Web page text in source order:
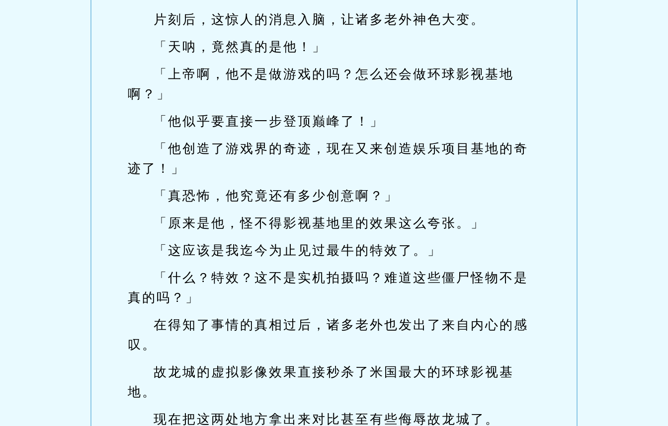
片刻后，这惊人的消息入脑，让诸多老外神色大变。
「天呐，竟然真的是他！」
「上帝啊，他不是做游戏的吗？怎么还会做环球影视基地
啊？」
「他似乎要直接一步登顶巅峰了！」
「他创造了游戏界的奇迹，现在又来创造娱乐项目基地的奇
迹了！」
「真恐怖，他究竟还有多少创意啊？」
「原来是他，怪不得影视基地里的效果这么夸张。」
「这应该是我迄今为止见过最牛的特效了。」
「什么？特效？这不是实机拍摄吗？难道这些僵尸怪物不是
真的吗？」
在得知了事情的真相过后，诸多老外也发出了来自内心的感
叹。
故龙城的虚拟影像效果直接秒杀了米国最大的环球影视基
地。
现在把这两处地方拿出来对比甚至有些侮辱故龙城了。